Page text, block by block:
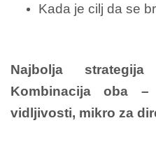
Kada je cilj da se
Najbolja
Kombinacija oba
vidljivosti, mikro za